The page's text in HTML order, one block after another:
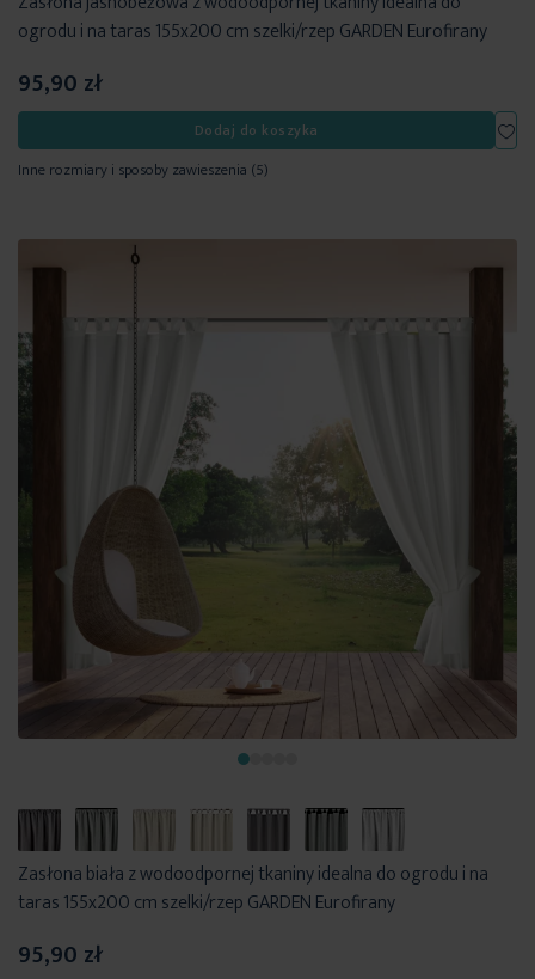
ogrodu i na taras 155x200 cm szelki/rzep GARDEN Eurofirany
95,90 zł
Dodaj do koszyka
Inne rozmiary i sposoby zawieszenia (5)
Zasłona biała z wodoodpornej tkaniny idealna do ogrodu i na
taras 155x200 cm szelki/rzep GARDEN Eurofirany
95,90 zł